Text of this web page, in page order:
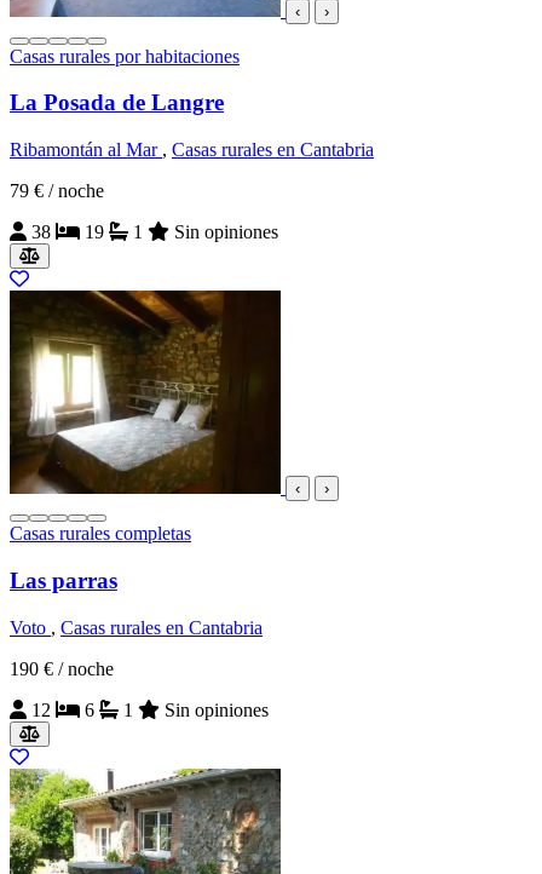
‹ ›
Casas rurales por habitaciones
La Posada de Langre
Ribamontán al Mar , Casas rurales en Cantabria
79 € / noche
38
19 1 Sin opiniones
‹ ›
Casas rurales completas
Las parras
Voto , Casas rurales en Cantabria
190 € / noche
12
6 1 Sin opiniones